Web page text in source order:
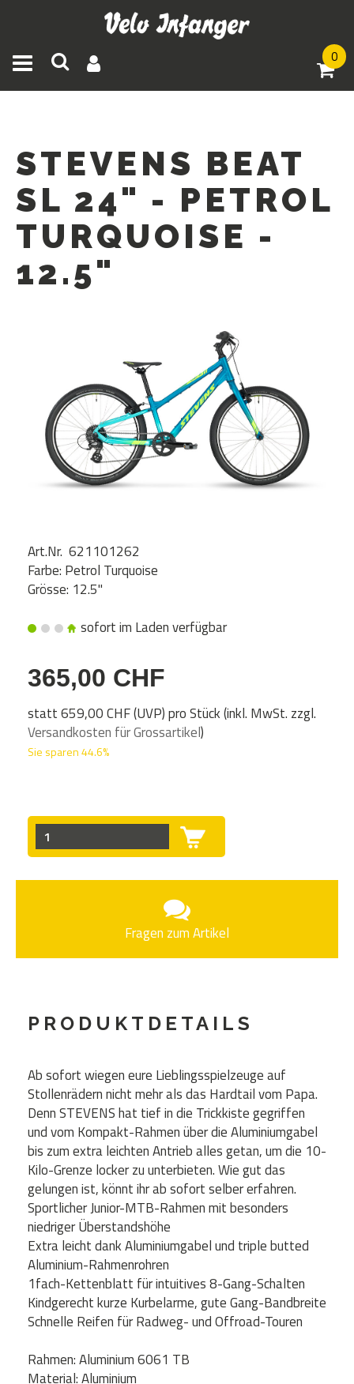
Toggle navigation 0
STEVENS BEAT
SL 24" - PETROL
TURQUOISE -
12.5"
Art.Nr. 621101262
Farbe: Petrol Turquoise
Grösse: 12.5"
sofort im Laden verfügbar
365,00 CHF
statt659,00 CHF(UVP) pro Stück (inkl. MwSt. zzgl.
Versandkosten für Grossartikel)
Sie sparen 44.6%
Fragen zum Artikel
PRODUKTDETAILS
Ab sofort wiegen eure Lieblingsspielzeuge auf
Stollenrädern nicht mehr als das Hardtail vom Papa.
Denn STEVENS hat tief in die Trickkiste gegriffen
und vom Kompakt-Rahmen über die Aluminiumgabel
bis zum extra leichten Antrieb alles getan, um die 10-
Kilo-Grenze locker zu unterbieten. Wie gut das
gelungen ist, könnt ihr ab sofort selber erfahren.
Sportlicher Junior-MTB-Rahmen mit besonders
niedriger Überstandshöhe
Extra leicht dank Aluminiumgabel und triple butted
Aluminium-Rahmenrohren
1fach-Kettenblatt für intuitives 8-Gang-Schalten
Kindgerecht kurze Kurbelarme, gute Gang-Bandbreite
Schnelle Reifen für Radweg- und Offroad-Touren
Rahmen: Aluminium 6061 TB
Material: Aluminium